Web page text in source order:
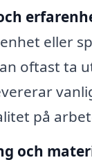
eller
oftast ta
på
och